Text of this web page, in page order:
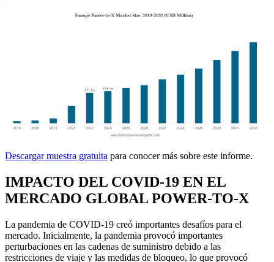
Descargar muestra gratuita para conocer más sobre este informe.
IMPACTO DEL COVID-19 EN EL
MERCADO GLOBAL POWER-TO-X
La pandemia de COVID-19 creó importantes desafíos para el
mercado. Inicialmente, la pandemia provocó importantes
perturbaciones en las cadenas de suministro debido a las
restricciones de viaje y las medidas de bloqueo, lo que provocó